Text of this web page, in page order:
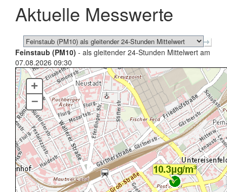
schließen
Aktuelle Messwerte
Feinstaub (PM10) - als gleitender 24-Stunden Mittelwert am
07.08.2026 09:30
+
–